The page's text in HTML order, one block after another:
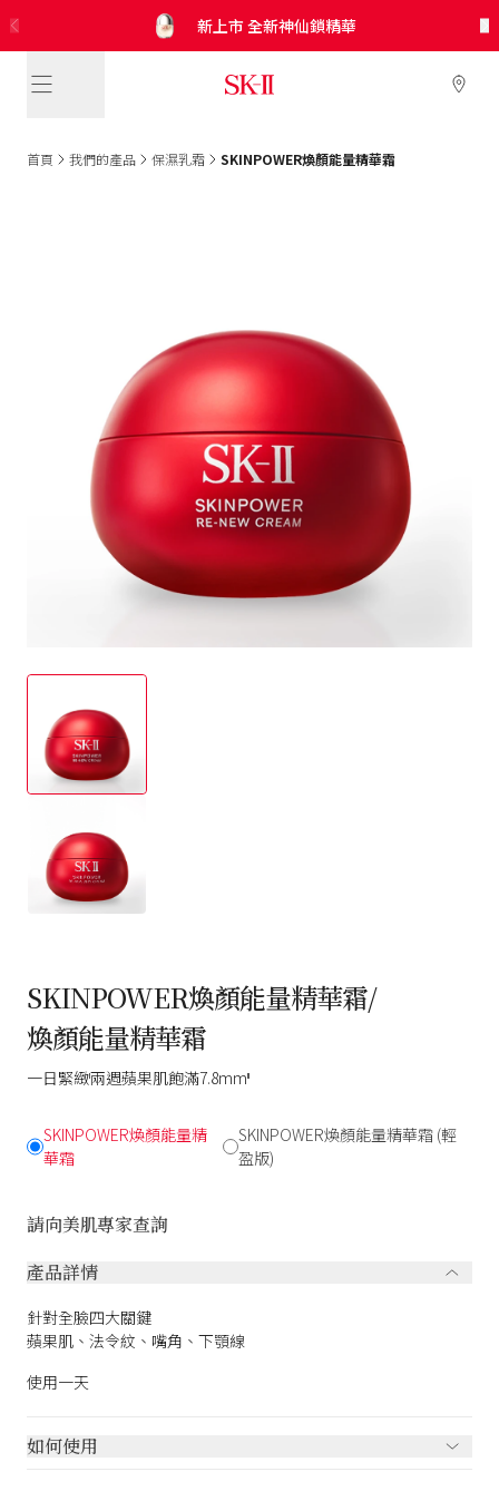
新上市 全新神仙鎖精華
SK-II x CRYBABY 神仙水* 聯名禮盒
SK-II5合1* 防曬小白球 全新調色綠登場
新上市 極緻光蘊煥亮修護凝霜 修護乾燥傷害
新上市 肌源淨斑緻白精華 淡化頑固色斑
SKINPOWER煥顏能量精華霜
SK-II 皇牌晶透套裝
光蘊輕透防曬/CC霜
免費換領！SK-II限量皇牌產品體驗裝*！
首頁 我們的產品 保濕乳霜 SKINPOWER煥顏能量精華霜
SKINPOWER煥顏能量精華霜/
煥顏能量精華霜
一日緊緻I兩週蘋果肌飽滿7.8mmII
SKINPOWER煥顏能量精
華霜
SKINPOWER煥顏能量精華霜 (輕
盈版)
請向美肌專家查詢
產品詳情
針對全臉四大關鍵
蘋果肌、法令紋、嘴角、下顎線
使用一天
如何使用